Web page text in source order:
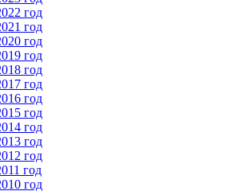
год
год
год
год
год
год
год
год
год
год
год
год
год